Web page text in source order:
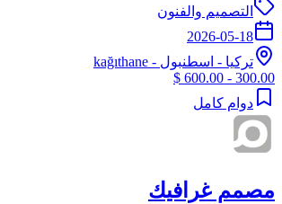
التصميم والفنون
2026-05-18
تركيا - اسطنبول - kağıthane
300.00 - 600.00 $
دوام كامل
مصمم غرافيك